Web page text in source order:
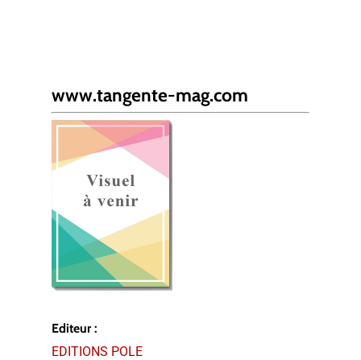
www.tangente-mag.com
Editeur :
EDITIONS POLE